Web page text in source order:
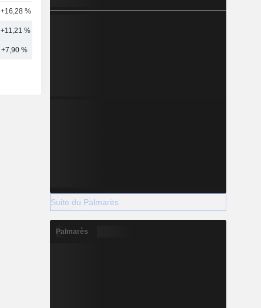
+16,28 % 2
+11,21 %
+7,90 %
Suite du Palmarès
Palmarès